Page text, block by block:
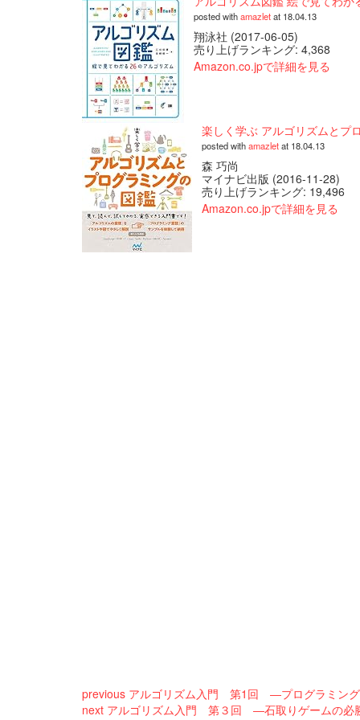
posted withamazletat 18.04.13
翔泳社 (2017-06-05)
売り上げランキング: 4,368
Amazon.co.jpで詳細を見る
楽しく学ぶ アルゴリズムとプ
posted withamazletat 18.04.13
森 巧尚
マイナビ出版 (2016-11-28)
売り上げランキング: 19,496
Amazon.co.jpで詳細を見る
previous アルゴリズム入門 第1回 ―プログラミング
next アルゴリズム入門 第３回 ―石取りゲームの必